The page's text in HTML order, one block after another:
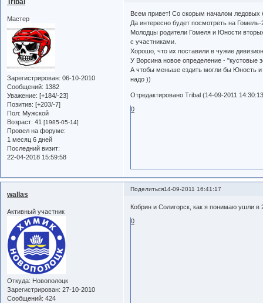
Мастер
Зарегистрирован: 06-10-2010
Сообщений: 1382
Уважение: [+184/-23]
Позитив: [+203/-7]
Пол: Мужской
Возраст: 41 [1985-05-14]
Провел на форуме:
1 месяц 6 дней
Последний визит:
22-04-2018 15:59:58
Всем привет! Со скорым началом ледовых
Да интересно будет посмотреть на
Молодцы родители Гомеля и Юности
с участниками.
Хорошо, что их поставили в чужие
У Ворсина новое определение - "кустовые
А чтобы меньше ездить могли бы Юность и
надо ))
Отредактировано Tribal (14-09-2011
0
Поделиться14-09-2011 16:41:17
wallas
Активный участник
Откуда: Новополоцк
Зарегистрирован: 27-10-2010
Сообщений: 424
Кобрин и Солигорск, как я понимаю ушли в
0